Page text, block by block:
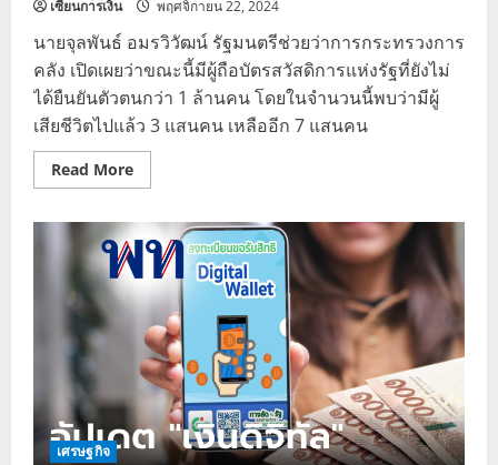
เซียนการเงิน พฤศจิกายน 22, 2024
นายจุลพันธ์ อมรวิวัฒน์ รัฐมนตรีช่วยว่าการกระทรวงการ
คลัง เปิดเผยว่าขณะนี้มีผู้ถือบัตรสวัสดิการแห่งรัฐที่ยังไม่
ได้ยืนยันตัวตนกว่า 1 ล้านคน โดยในจำนวนนี้พบว่ามีผู้
เสียชีวิตไปแล้ว 3 แสนคน เหลืออีก 7 แสนคน
Read MoreRead
more
ผู้
ถือ
บัตร
สวัสดิการ
แห่ง
รัฐ
เร่ง
ยืนยัน
ตัว
ตน
ภายใน
26
ธ.ค.นี้
เศรษฐกิจ